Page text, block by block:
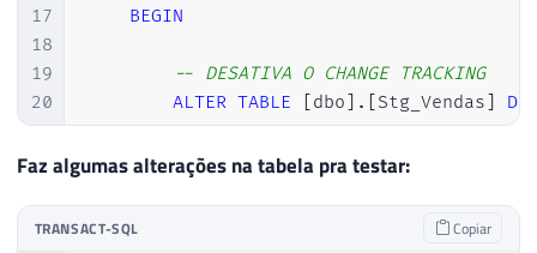
17
18
19
20
21
22
24
BEGIN
-- DESATIVA O CHANGE TRACKING
ALTER TABLE [dbo] . [Stg_Vendas]
END
DROP ];
Faz algumas alterações na tabela pra testar:
TRANSACT-SQL Copiar